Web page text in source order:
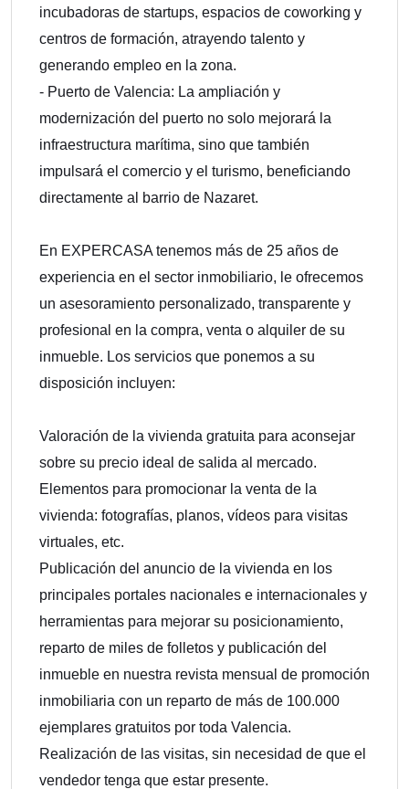
incubadoras de startups, espacios de coworking y
centros de formación, atrayendo talento y
generando empleo en la zona.
- Puerto de Valencia: La ampliación y
modernización del puerto no solo mejorará la
infraestructura marítima, sino que también
impulsará el comercio y el turismo, beneficiando
directamente al barrio de Nazaret.
En EXPERCASA tenemos más de 25 años de
experiencia en el sector inmobiliario, le ofrecemos
un asesoramiento personalizado, transparente y
profesional en la compra, venta o alquiler de su
inmueble. Los servicios que ponemos a su
disposición incluyen:
Valoración de la vivienda gratuita para aconsejar
sobre su precio ideal de salida al mercado.
Elementos para promocionar la venta de la
vivienda: fotografías, planos, vídeos para visitas
virtuales, etc.
Publicación del anuncio de la vivienda en los
principales portales nacionales e internacionales y
herramientas para mejorar su posicionamiento,
reparto de miles de folletos y publicación del
inmueble en nuestra revista mensual de promoción
inmobiliaria con un reparto de más de 100.000
ejemplares gratuitos por toda Valencia.
Realización de las visitas, sin necesidad de que el
vendedor tenga que estar presente.